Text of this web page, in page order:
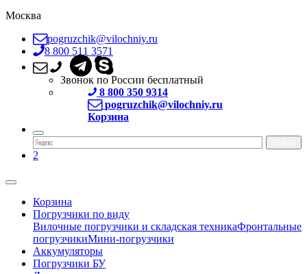
Москва
pogruzchik@vilochniy.ru
8 800 511 3571
Звонок по России бесплатный
8 800 350 9314
pogruzchik@vilochniy.ru
Корзина
2
Корзина
Погрузчики по виду
Вилочные погрузчики и складская техникаФронтальные
погрузчикиМини-погрузчики
Аккумуляторы
Погрузчики БУ